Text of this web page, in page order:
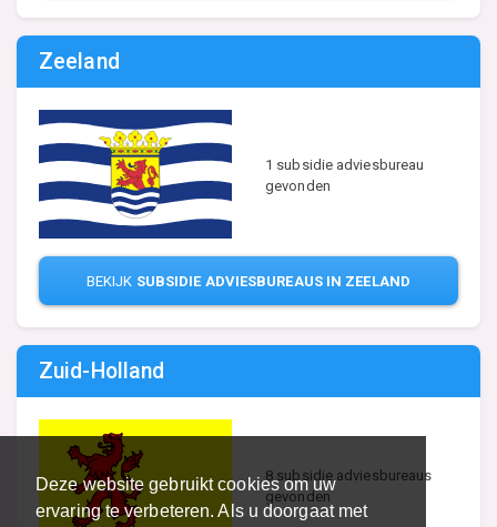
Deze website gebruikt cookies om uw
ervaring te verbeteren. Als u doorgaat met
Zeeland
1 subsidie adviesbureau
gevonden
BEKIJK SUBSIDIE ADVIESBUREAUS IN ZEELAND
Zuid-Holland
8 subsidie adviesbureaus
gevonden